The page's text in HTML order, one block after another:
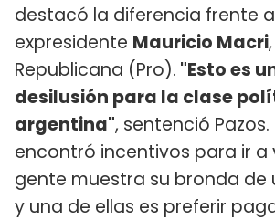
destacó la diferencia frente
expresidente Mauricio Macri
Republicana (Pro). "Esto es
desilusión para la clase
argentina", sentenció
encontró incentivos para ir a
gente muestra su bronda de
y una de ellas es preferir